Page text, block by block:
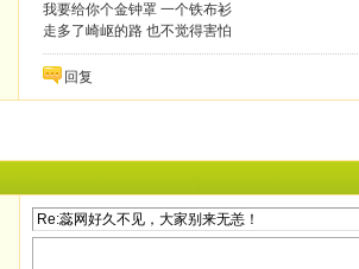
我要给你个金钟罩 一个铁布衫
走多了崎岖的路 也不觉得害怕
回复